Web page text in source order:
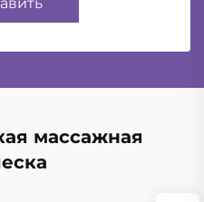
массажная